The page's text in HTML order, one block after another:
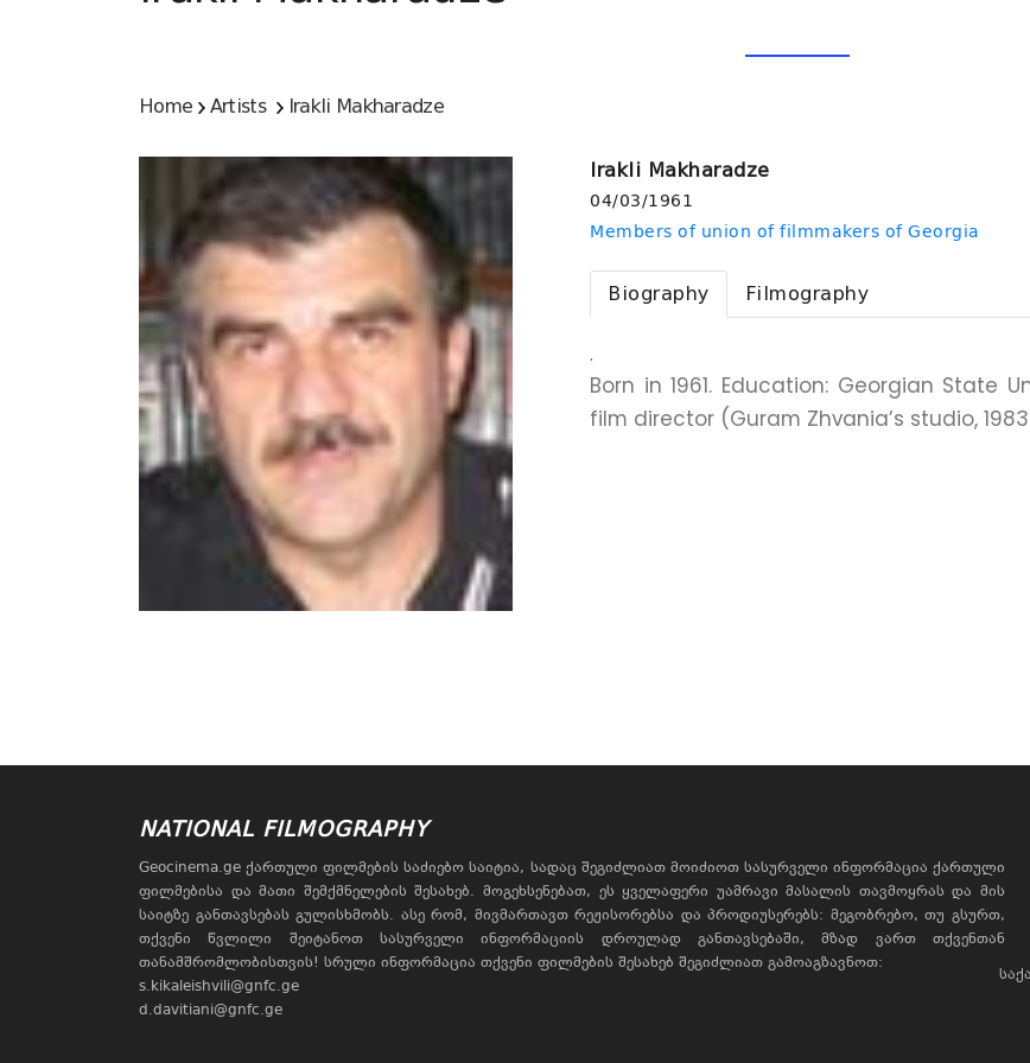
Home Artists Irakli Makharadze
Irakli Makharadze
04/03/1961
Members of union of filmmakers of Georgia
Biography Filmography
.
Born in 1961. Education: Georgian State
film director (Guram Zhvania’s studio,
NATIONAL FILMOGRAPHY
Geocinema.ge ქართული ფილმების საძიებო საიტია, სადაც შეგიძლიათ მოიძიოთ სასურველი ინფორმაცია ქართული
ფილმებისა და მათი შემქმნელების შესახებ. მოგეხსენებათ, ეს ყველაფერი უამრავი მასალის თავმოყრას და მის
საიტზე განთავსებას გულისხმობს. ასე რომ, მივმართავთ რეჟისორებსა და პროდიუსერებს: მეგობრებო, თუ გსურთ,
თქვენი წვლილი შეიტანოთ სასურველი ინფორმაციის დროულად განთავსებაში, მზად ვართ თქვენთან
თანამშრომლობისთვის! სრული ინფორმაცია თქვენი ფილმების შესახებ შეგიძლიათ გამოაგზავნოთ:
s.kikaleishvili@gnfc.ge
d.davitiani@gnfc.ge